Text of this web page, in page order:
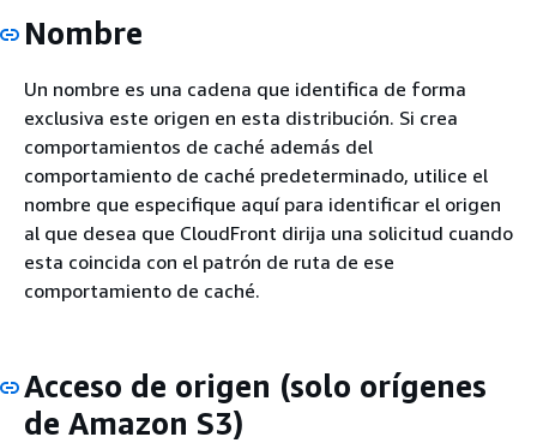
Nombre
Un nombre es una cadena que identifica de forma
exclusiva este origen en esta distribución. Si crea
comportamientos de caché además del
comportamiento de caché predeterminado, utilice el
nombre que especifique aquí para identificar el origen
al que desea que CloudFront dirija una solicitud cuando
esta coincida con el patrón de ruta de ese
comportamiento de caché.
Acceso de origen (solo orígenes
de Amazon S3)